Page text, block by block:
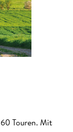
Touren. Mit